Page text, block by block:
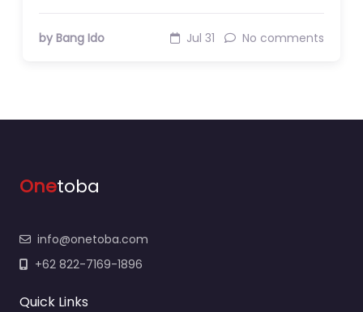
by Bang Ido Jul 31 No comments
Onetoba
info@onetoba.com
+62 822-7169-1896
Quick Links